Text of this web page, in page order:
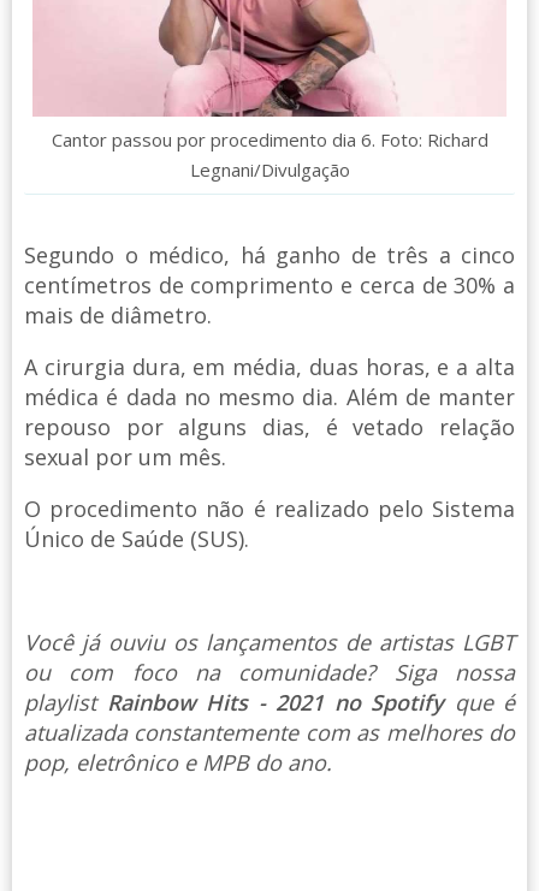
Cantor passou por procedimento dia 6. Foto: Richard
Legnani/Divulgação
Segundo o médico, há ganho de três a cinco
centímetros de comprimento e cerca de 30% a
mais de diâmetro.
A cirurgia dura, em média, duas horas, e a alta
médica é dada no mesmo dia. Além de manter
repouso por alguns dias, é vetado relação
sexual por um mês.
O procedimento não é realizado pelo Sistema
Único de Saúde (SUS).
Você já ouviu os lançamentos de artistas LGBT
ou com foco na comunidade? Siga nossa
playlist Rainbow Hits - 2021 no Spotify que é
atualizada constantemente com as melhores do
pop, eletrônico e MPB do ano.